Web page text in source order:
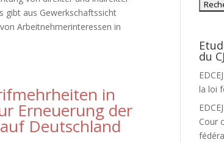
gibt aus Gewerkschaftssicht
Arbeitnehmerinteressen in
in
Erneuerung der
Deutschland
du
la loi
Cour